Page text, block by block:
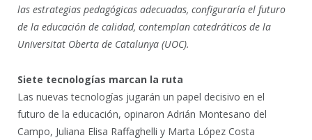
las estrategias pedagógicas adecuadas, configuraría el futuro
de la educación de calidad, contemplan catedráticos de la
Universitat Oberta de Catalunya (UOC).
Siete tecnologías marcan la ruta
Las nuevas tecnologías jugarán un papel decisivo en el
futuro de la educación, opinaron Adrián Montesano del
Campo, Juliana Elisa Raffaghelli y Marta López Costa